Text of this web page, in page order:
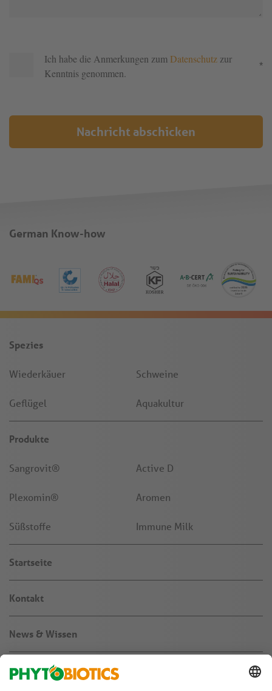
Ich habe die Anmerkungen zum Datenschutz zur
Kenntnis genommen.
*
Nachricht abschicken
German Know-how
Spezies
Wiederkäuer Schweine
Geflügel Aquakultur
Produkte
Sangrovit® Active D
Plexomin® Aromen
Süßstoffe Immune Milk
Startseite
Kontakt
News & Wissen
Über uns